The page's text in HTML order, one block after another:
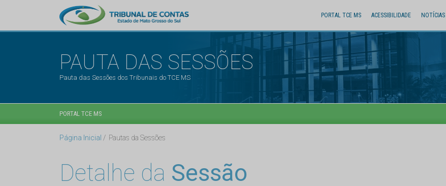
PORTAL TCE MS ACESSIBILIDADE NOTÍCIAS
PAUTA DAS SESSÕES
Pauta das Sessões dos Tribunais do TCE MS
PORTAL TCE MS
Página Inicial Pautas da Sessões
Detalhe da Sessão